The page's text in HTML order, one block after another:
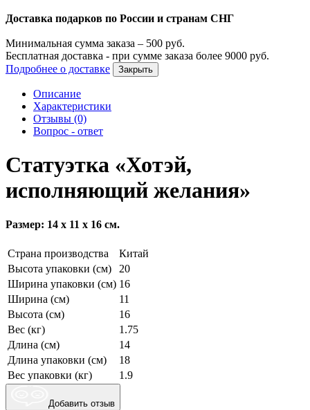
Доставка подарков по России и странам СНГ
Минимальная сумма заказа – 500 руб.
Бесплатная доставка - при сумме заказа более 9000 руб.
Подробнее о доставке
Закрыть
Описание
Характеристики
Отзывы (0)
Вопрос - ответ
Статуэтка «Хотэй,
исполняющий желания»
Размер: 14 х 11 х 16 см.
Страна производства
Китай
Высота упаковки (см)
20
Ширина упаковки (см) 16
Ширина (см)
11
Высота (см)
16
Вес (кг)
1.75
Длина (см)
14
Длина упаковки (см)
18
Вес упаковки (кг)
1.9
Добавить отзыв